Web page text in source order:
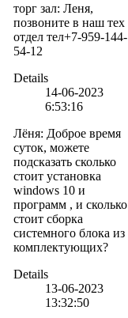
торг зал: Леня,
позвоните в наш тех
отдел тел+7-959-144-
54-12
Details
14-06-2023
6:53:16
Лёня: Доброе время
суток, можете
подсказать сколько
стоит установка
windows 10 и
программ , и сколько
стоит сборка
системного блока из
комплектующих?
Details
13-06-2023
13:32:50